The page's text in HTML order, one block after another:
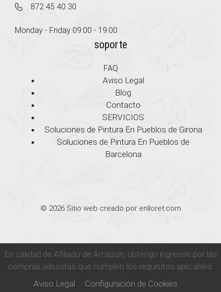
872 45 40 30
Monday - Friday 09:00 - 19:00
soporte
FAQ
Aviso Legal
Blog
Contacto
SERVICIOS
Soluciones de Pintura En Pueblos de Girona
Soluciones de Pintura En Pueblos de
Barcelona
© 2026 Sitio web creado por enlloret.com
En calidad de Afiliado de Amazon, obtengo ingresos por las
compras adscritas que cumplen los requisitos aplicables.
Aviso Legal
Configuración de Cookies